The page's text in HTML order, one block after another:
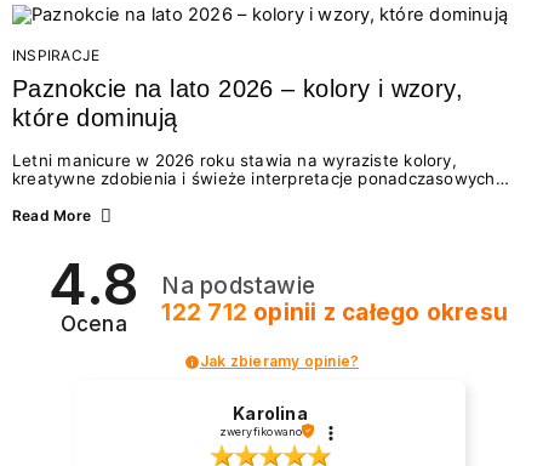
Motywem przewodnim jest eksplorowanie i kolekcjonowanie
letnich momentów. Z tej okazji przygotowaliśmy coś absolutnie
wyjątkowego: wielki konkurs z wakacje.pl oraz dawkę
najgorętszych trendów w...
INSPIRACJE
Paznokcie na lato 2026 – kolory i wzory,
które dominują
Letni manicure w 2026 roku stawia na wyraziste kolory,
kreatywne zdobienia i świeże interpretacje ponadczasowych
zarówno energetycznych odcieni inspirowanych wakacjami, jak
2026? Znajdź inspirację dla swojego manicure!
Read More
4.8
Ocena
Na podstawie
122 712 opinii z całego okresu
Jak zbieramy opinie?
Karolina
zweryfikowano